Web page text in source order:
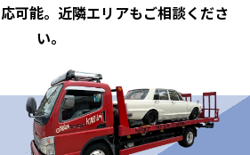
可能。近隣エリアもご相談くださ
い。